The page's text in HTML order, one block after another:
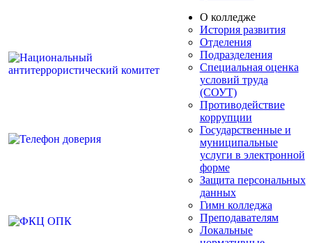
О колледже
История развития
Отделения
Подразделения
Специальная оценка
условий труда
(СОУТ)
Противодействие
коррупции
Государственные и
муниципальные
услуги в электронной
форме
Защита персональных
данных
Гимн колледжа
Преподавателям
Локальные